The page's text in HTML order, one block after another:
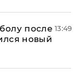
после
новый
13:49